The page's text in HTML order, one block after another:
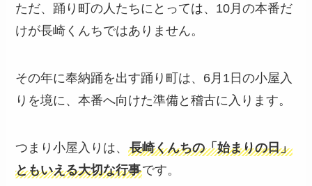
ただ、踊り町の人たちにとっては、10月の本番だ
けが長崎くんちではありません。
その年に奉納踊を出す踊り町は、6月1日の小屋入
りを境に、本番へ向けた準備と稽古に入ります。
つまり小屋入りは、長崎くんちの「始まりの日」
ともいえる大切な行事です。